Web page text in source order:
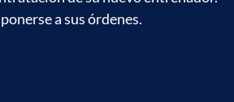
a sus órdenes.